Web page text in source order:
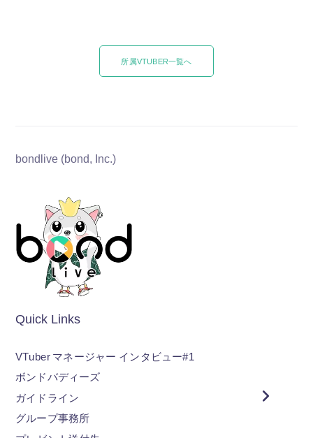
所属VTUBER一覧へ
bondlive (bond, Inc.)
Quick Links
VTuber マネージャー インタビュー#1
ボンドバディーズ
ガイドライン
グループ事務所